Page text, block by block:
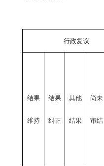
行政复议
结果
维持
结果
纠正
其他
结果
尚未
审结